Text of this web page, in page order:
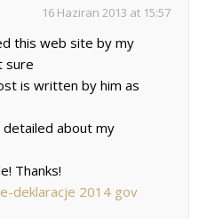
16 Haziran 2013 at 15:57
this web site by my
sure
is written by him as
detailed about my
Thanks!
e-deklaracje 2014 gov